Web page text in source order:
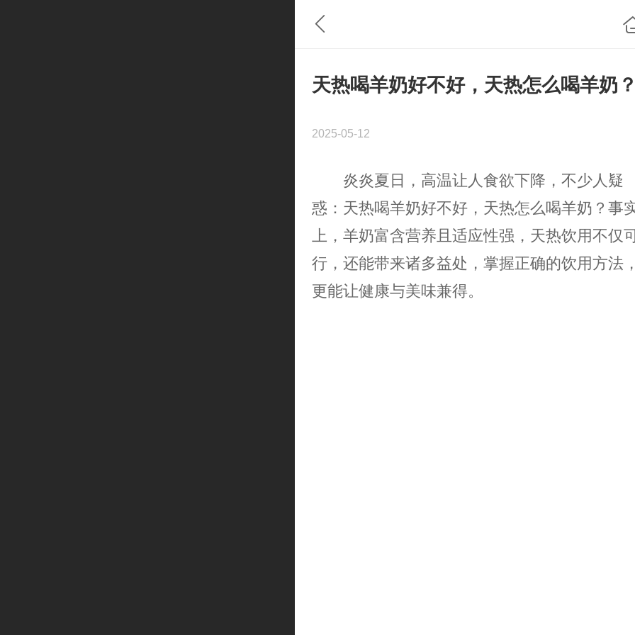
天热喝羊奶好不好，天热怎么喝羊奶？
2025-05-12
炎炎夏日，高温让人食欲下降，不少人疑
惑：天热喝羊奶好不好，天热怎么喝羊奶？事
上，羊奶富含营养且适应性强，天热饮用不仅
行，还能带来诸多益处，掌握正确的饮用方法，
更能让健康与美味兼得。